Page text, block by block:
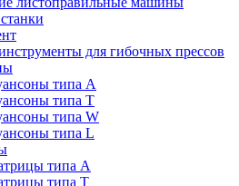
для гибочных прессов
типа A
типа T
типа W
типа L
типа A
типа T